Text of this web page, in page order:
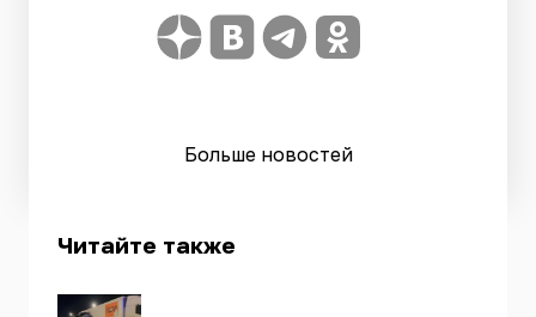
Больше новостей
Читайте также